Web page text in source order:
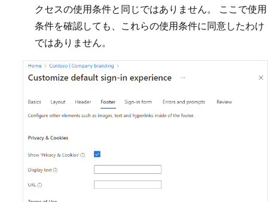
クセスの使用条件と同じではありません。 ここで使用
条件を確認しても、これらの使用条件に同意したわけ
ではありません。